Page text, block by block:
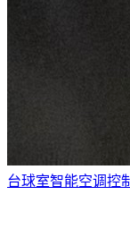
台球室智能空调控